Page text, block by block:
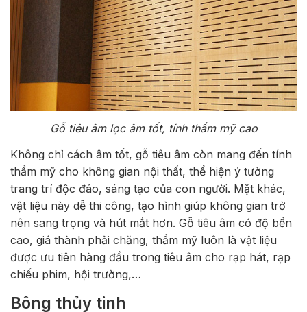
Gỗ tiêu âm lọc âm tốt, tính thẩm mỹ cao
Không chỉ cách âm tốt, gỗ tiêu âm còn mang đến tính
thẩm mỹ cho không gian nội thất, thể hiện ý tưởng
trang trí độc đáo, sáng tạo của con người. Mặt khác,
vật liệu này dễ thi công, tạo hình giúp không gian trở
nên sang trọng và hút mắt hơn. Gỗ tiêu âm có độ bền
cao, giá thành phải chăng, thẩm mỹ luôn là vật liệu
được ưu tiên hàng đầu trong tiêu âm cho rạp hát, rạp
chiếu phim, hội trường,…
Bông thủy tinh